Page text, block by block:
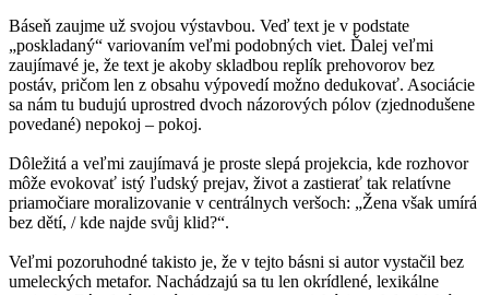
Báseň zaujme už svojou výstavbou. Veď text je v podstate
„poskladaný“ variovaním veľmi podobných viet. Ďalej veľmi
zaujímavé je, že text je akoby skladbou replík prehovorov bez
postáv, pričom len z obsahu výpovedí možno dedukovať. Asociácie
sa nám tu budujú uprostred dvoch názorových pólov (zjednodušene
povedané) nepokoj – pokoj.
Dôležitá a veľmi zaujímavá je proste slepá projekcia, kde rozhovor
môže evokovať istý ľudský prejav, život a zastierať tak relatívne
priamočiare moralizovanie v centrálnych veršoch: „Žena však umírá
bez dětí, / kde najde svůj klid?“.
Veľmi pozoruhodné takisto je, že v tejto básni si autor vystačil bez
umeleckých metafor. Nachádzajú sa tu len okrídlené, lexikálne